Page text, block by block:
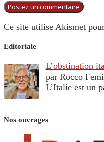
Ce site utilise Akismet
Editoriale
L’obstination
par Rocco
L’Italie est un
Nos ouvrages